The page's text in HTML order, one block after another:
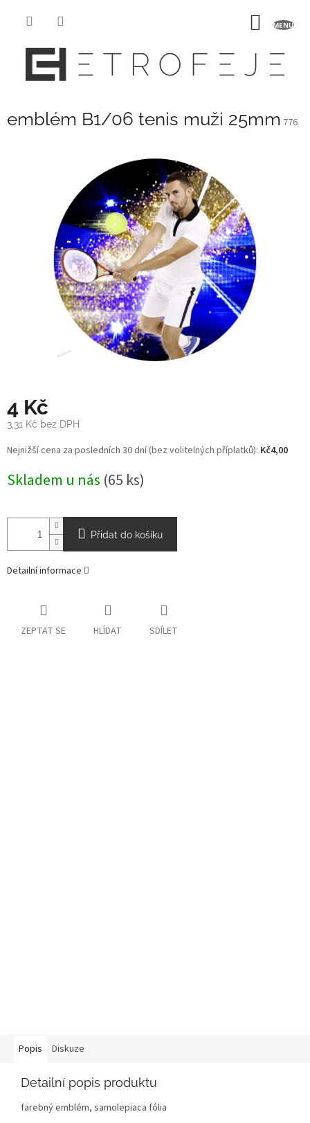
emblém B1/06 tenis muži 25mm 776
4 Kč
3,31 Kč bez DPH
Měrná
cena:
Nejnižší cena za posledních 30 dní (bez volitelných příplatků): Kč4,00
Skladem u nás (65 ks)
Přidat do košíku
Detailní informace
ZEPTAT SE HLÍDAT SDÍLET
Popis Diskuze
Detailní popis produktu
farebný emblém, samolepiaca fólia